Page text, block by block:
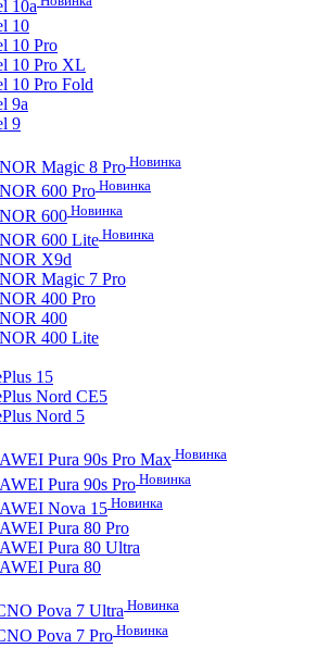
10a
10
10 Pro
10 Pro XL
10 Pro Fold
9a
9
Magic 8 Pro Новинка
600 Pro Новинка
600Новинка
600 Lite Новинка
X9d
Magic 7 Pro
400 Pro
400
400 Lite
15
Nord CE5
Nord 5
Pura 90s Pro Max Новинка
Pura 90s Pro Новинка
Nova 15 Новинка
Pura 80 Pro
Pura 80 Ultra
Pura 80
Pova 7 Ultra Новинка
Pova 7 Pro Новинка